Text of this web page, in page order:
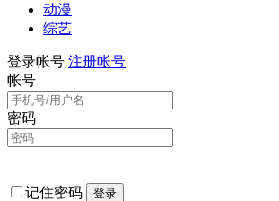
动漫
综艺
登录帐号 注册帐号
帐号
密码
记住密码 登录